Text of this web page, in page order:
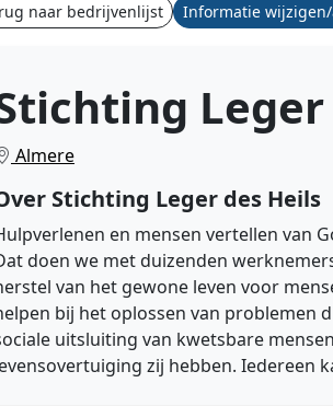
naar bedrijvenlijst Informatie
Almere
Stichting Leger des Heils
en mensen vertellen van
doen we met duizenden
van het gewone leven voor
bij het oplossen van problemen
uitsluiting van kwetsbare
zij hebben. Iedereen